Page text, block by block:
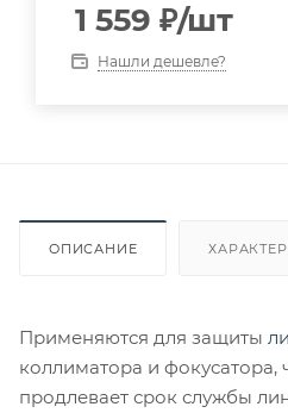
1 559 ₽/шт
Нашли дешевле?
ОПИСАНИЕ
Применяются для защиты
коллиматора и фокусатора,
продлевает срок службы